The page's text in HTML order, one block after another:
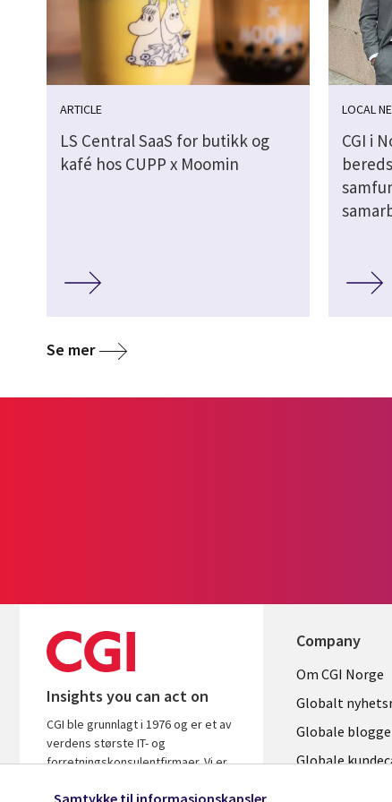
ARTICLE
LS Central SaaS for butikk og
kafé hos CUPP x Moomin
LOCAL
CGI i
Se mer
Insights you can act on
CGI ble grunnlagt i 1976 og er et av
verdens største IT- og
forretningskonsulentfirmaer. Vi er
Company
Useful
links
NORWAY
Om CGI Norge
Globalt
Globale
Globale
Samtykke til informasjonskapsler